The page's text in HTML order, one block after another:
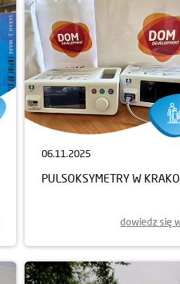
06.11.2025
PULSOKSYMETRY W
dowiedz się